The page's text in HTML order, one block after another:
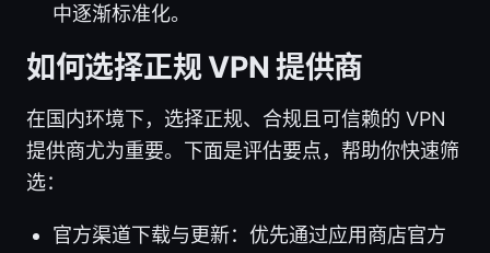
中逐渐标准化。
如何选择正规 VPN 提供商
在国内环境下，选择正规、合规且可信赖的 VPN
提供商尤为重要。下面是评估要点，帮助你快速筛
选：
官方渠道下载与更新：优先通过应用商店官方